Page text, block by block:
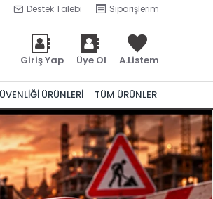
Destek Talebi Siparişlerim
Giriş Yap Üye Ol A.Listem
ÜRÜNLERİ TÜM ÜRÜNLER